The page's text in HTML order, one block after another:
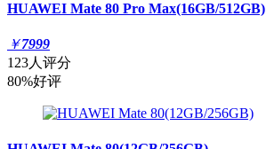
HUAWEI Mate 80 Pro Max(16GB/512GB)
￥7999
123人评分
80%好评